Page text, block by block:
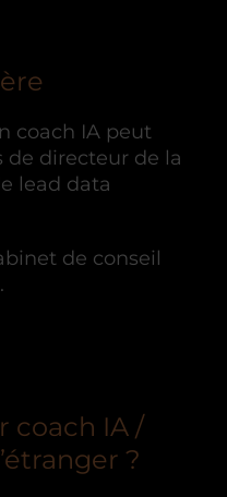
coach IA peut
de directeur de la
lead data
de conseil
coach IA /
?